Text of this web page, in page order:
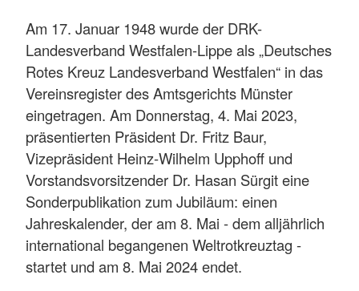
Am 17. Januar 1948 wurde der DRK-
Landesverband Westfalen-Lippe als „Deutsches
Rotes Kreuz Landesverband Westfalen“ in das
Vereinsregister des Amtsgerichts Münster
eingetragen. Am Donnerstag, 4. Mai 2023,
präsentierten Präsident Dr. Fritz Baur,
Vizepräsident Heinz-Wilhelm Upphoff und
Vorstandsvorsitzender Dr. Hasan Sürgit eine
Sonderpublikation zum Jubiläum: einen
Jahreskalender, der am 8. Mai - dem alljährlich
international begangenen Weltrotkreuztag -
startet und am 8. Mai 2024 endet.